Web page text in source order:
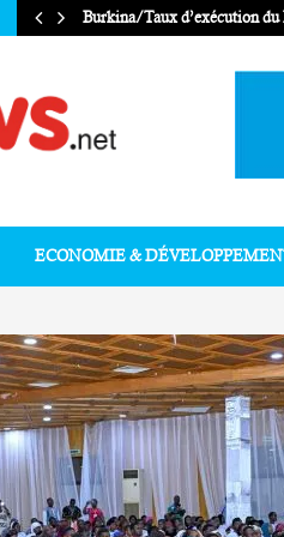
Burkina/Taux d’exécution
ECONOMIE &